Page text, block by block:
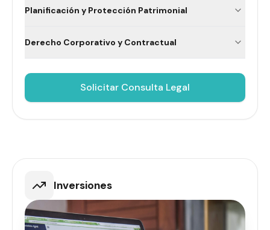
Planificación y Protección Patrimonial
Derecho Corporativo y Contractual
Solicitar Consulta Legal
Inversiones